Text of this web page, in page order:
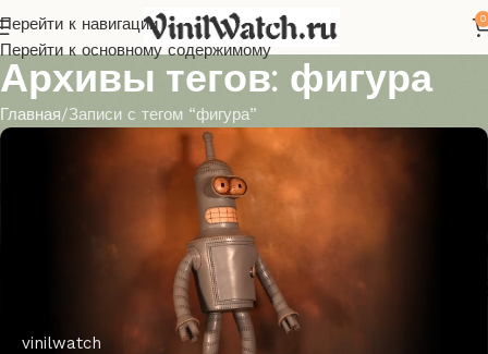
Перейти к навигации
Перейти к основному содержимому
0
Архивы тегов: фигура
Главная Записи с тегом “фигура”
vinilwatch